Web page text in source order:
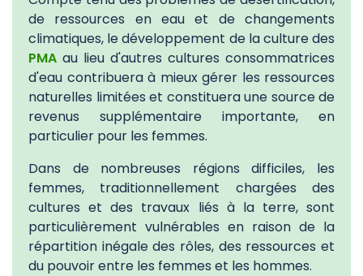
de ressources en eau et de changements
climatiques, le développement de la culture des
PMA au lieu d'autres cultures consommatrices
d'eau contribuera à mieux gérer les ressources
naturelles limitées et constituera une source de
revenus supplémentaire importante, en
particulier pour les femmes.
Dans de nombreuses régions difficiles, les
femmes, traditionnellement chargées des
cultures et des travaux liés à la terre, sont
particulièrement vulnérables en raison de la
répartition inégale des rôles, des ressources et
du pouvoir entre les femmes et les hommes.